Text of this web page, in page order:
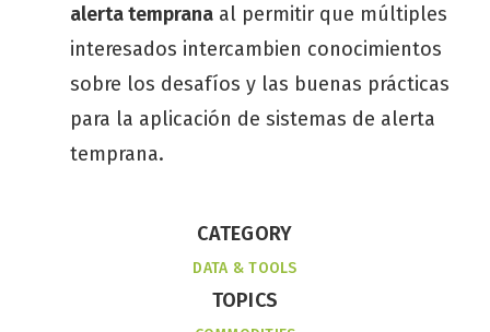
alerta temprana al permitir que múltiples
interesados intercambien conocimientos
sobre los desafíos y las buenas prácticas
para la aplicación de sistemas de alerta
temprana.
CATEGORY
DATA & TOOLS
TOPICS